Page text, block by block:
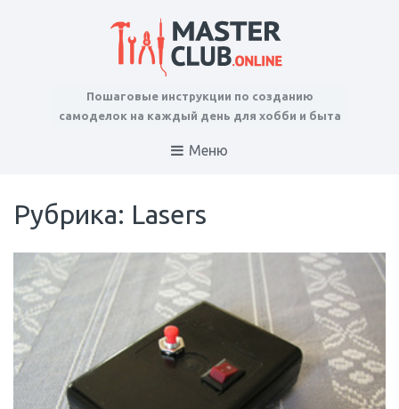
Пошаговые инструкции по созданию
самоделок на каждый день для хобби и быта
Меню
Рубрика: Lasers